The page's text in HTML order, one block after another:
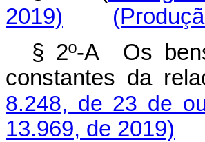
2019)
§ 2º-A Os
constantes da
8.248, de 23 de
13.969, de 2019)